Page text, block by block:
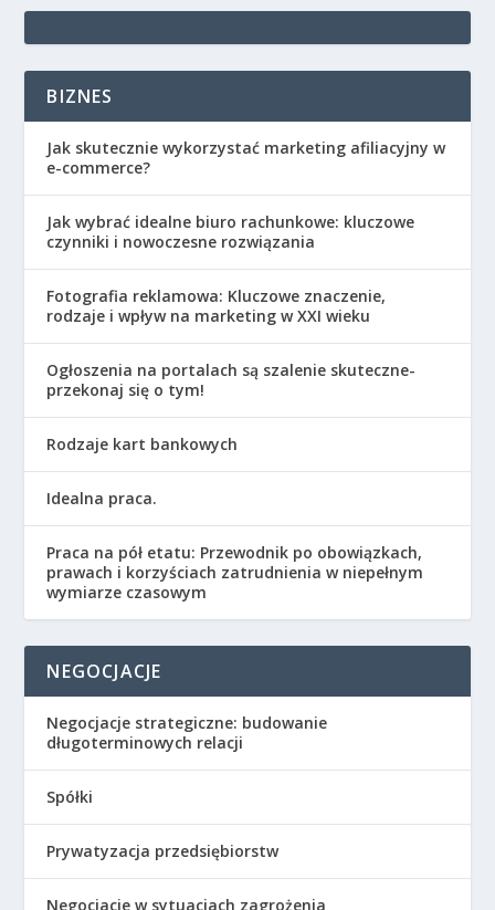
BIZNES
Jak skutecznie wykorzystać marketing afiliacyjny w
e-commerce?
Jak wybrać idealne biuro rachunkowe: kluczowe
czynniki i nowoczesne rozwiązania
Fotografia reklamowa: Kluczowe znaczenie,
rodzaje i wpływ na marketing w XXI wieku
Ogłoszenia na portalach są szalenie skuteczne-
przekonaj się o tym!
Rodzaje kart bankowych
Idealna praca.
Praca na pół etatu: Przewodnik po obowiązkach,
prawach i korzyściach zatrudnienia w niepełnym
wymiarze czasowym
NEGOCJACJE
Negocjacje strategiczne: budowanie
długoterminowych relacji
Spółki
Prywatyzacja przedsiębiorstw
Negocjacje w sytuacjach zagrożenia